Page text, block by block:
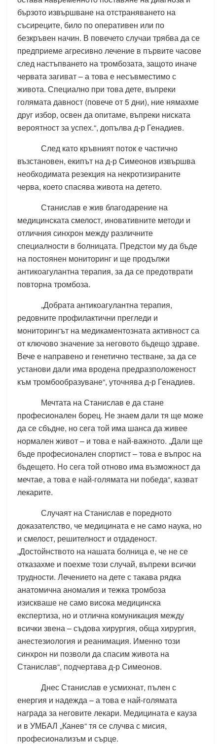
бързото извършване на отстраняването на
съсиреците, било по оперативен или по
безкръвен начин. В повечето случаи трябва да се
предприеме агресивно лечение в първите часове
след настъпването на тромбозата, защото иначе
червата загиват – а това е несъвместимо с
живота. Специално при това дете, въпреки
голямата давност (повече от 5 дни), ние нямахме
друг избор, освен да опитаме, въпреки ниската
вероятност за успех.“, допълва д-р Генадиев.
След като кръвният поток е частично
възстановен, екипът на д-р Симеонов извършва
необходимата резекция на некротизираните
черва, което спасява живота на детето.
Станислав е жив благодарение на
медицинската смелост, иновативните методи и
отличния синхрон между различните
специалности в болницата. Предстои му да бъде
на постоянен мониторинг и ще продължи
антикоагулантна терапия, за да се предотврати
повторна тромбоза.
„Добрата антикоагулантна терапия,
редовните профилактични прегледи и
мониторингът на медикаментозната активност са
от ключово значение за неговото бъдещо здраве.
Вече е направено и генетично тестване, за да се
установи дали има вродена предразположеност
към тромбообразуване“, уточнява д-р Генадиев.
Мечтата на Станислав е да стане
професионален борец. Не знаем дали тя ще може
да се сбъдне, но сега той има шанса да живее
нормален живот – и това е най-важното. „Дали ще
бъде професионален спортист – това е въпрос на
бъдещето. Но сега той отново има възможност да
мечтае, а това е най-голямата ни победа“, казват
лекарите.
Случаят на Станислав е поредното
доказателство, че медицината е не само наука, но
и смелост, решителност и отдаденост.
„Достойнството на нашата болница е, че не се
отказахме и поехме този случай, въпреки всички
трудности. Лечението на дете с такава рядка
анатомична аномалия и тежка тромбоза
изискваше не само висока медицинска
експертиза, но и отлична комуникация между
всички звена – съдова хирургия, обща хирургия,
анестезиология и реанимация. Именно този
синхрон ни позволи да спасим живота на
Станислав“, подчертава д-р Симеонов.
Днес Станислав е усмихнат, пълен с
енергия и надежда – а това е най-голямата
награда за неговите лекари. Медицината е кауза
и в УМБАЛ „Канев“ тя се случва с мисия,
професионализъм и сърце.